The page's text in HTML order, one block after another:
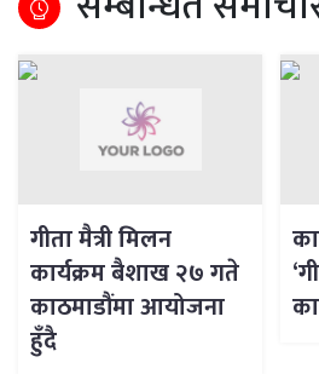
गीता मैत्री मिलन
कार्यक्रम बैशाख २७ गते
काठमाडौंमा आयोजना
हुँदै